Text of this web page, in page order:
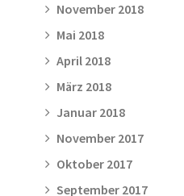
November 2018
Mai 2018
April 2018
März 2018
Januar 2018
November 2017
Oktober 2017
September 2017